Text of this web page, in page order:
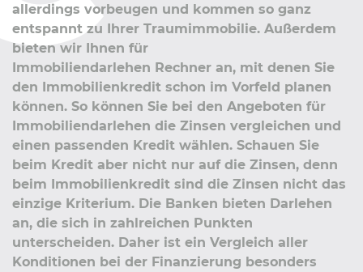
allerdings vorbeugen und kommen so ganz
entspannt zu Ihrer Traumimmobilie. Außerdem
bieten wir Ihnen für
Immobiliendarlehen Rechner an, mit denen Sie
den Immobilienkredit schon im Vorfeld planen
können. So können Sie bei den Angeboten für
Immobiliendarlehen die Zinsen vergleichen und
einen passenden Kredit wählen. Schauen Sie
beim Kredit aber nicht nur auf die Zinsen, denn
beim Immobilienkredit sind die Zinsen nicht das
einzige Kriterium. Die Banken bieten Darlehen
an, die sich in zahlreichen Punkten
unterscheiden. Daher ist ein Vergleich aller
Konditionen bei der Finanzierung besonders